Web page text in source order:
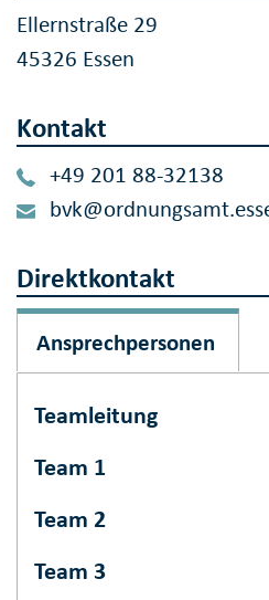
Ellernstraße 29
45326 Essen
Kontakt
+49 201 88-32138
Direktkontakt
Ansprechpersonen
Teamleitung
Team 1
Team 2
Team 3